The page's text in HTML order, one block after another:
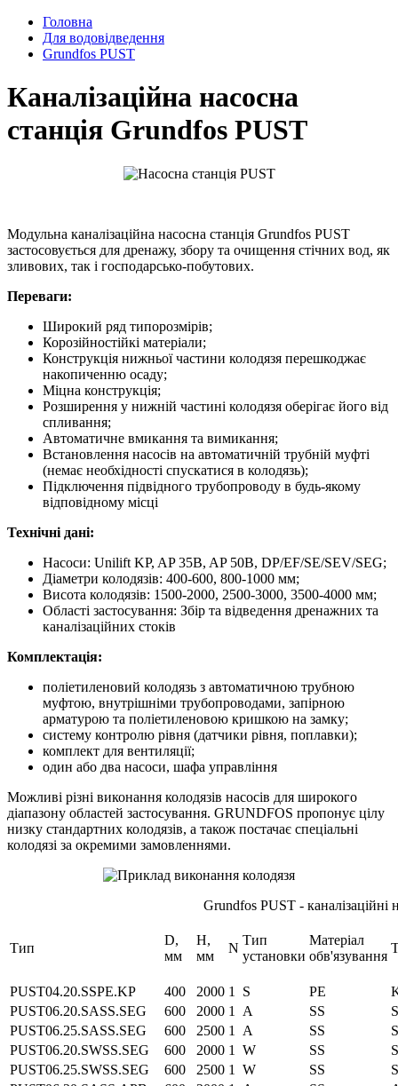
Головна
Для водовідведення
Grundfos PUST
Каналізаційна насосна
станція Grundfos PUST
Модульна каналізаційна насосна станція Grundfos PUST
застосовується для дренажу, збору та очищення стічних вод, як
зливових, так і господарсько-побутових.
Переваги:
Широкий ряд типорозмірів;
Корозійностійкі матеріали;
Конструкція нижньої частини колодязя перешкоджає
накопиченню осаду;
Міцна конструкція;
Розширення у нижній частині колодязя оберігає його від
спливання;
Автоматичне вмикання та вимикання;
Встановлення насосів на автоматичній трубній муфті
(немає необхідності спускатися в колодязь);
Підключення підвідного трубопроводу в будь-якому
відповідному місці
Технічні дані:
Насоси: Unilift KP, AP 35B, AP 50B, DP/EF/SE/SEV/SEG;
Діаметри колодязів: 400-600, 800-1000 мм;
Висота колодязів: 1500-2000, 2500-3000, 3500-4000 мм;
Області застосування: Збір та відведення дренажних та
каналізаційних стоків
Комплектація:
поліетиленовий колодязь з автоматичною трубною
муфтою, внутрішніми трубопроводами, запірною
арматурою та поліетиленовою кришкою на замку;
систему контролю рівня (датчики рівня, поплавки);
комплект для вентиляції;
один або два насоси, шафа управління
Можливі різні виконання колодязів насосів для широкого
діапазону областей застосування. GRUNDFOS пропонує цілу
низку стандартних колодязів, а також постачає спеціальні
колодязі за окремими замовленнями.
Grundfos PUST - каналізаційні
Тип
D,
мм
H,
мм
N
Тип
установки
Матеріал
обв'язування
PUST04.20.SSPE.KP 400 2000 1 S PE
PUST06.20.SASS.SEG
600 2000 1 A SS
PUST06.25.SASS.SEG
600 2500 1 A SS
PUST06.20.SWSS.SEG
600 2000 1 W SS
PUST06.25.SWSS.SEG
600 2500 1 W SS